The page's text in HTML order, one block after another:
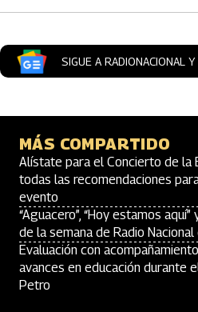
SIGUE A RADIONACIONAL
MÁS COMPARTIDO
Alístate para el Concierto de la
todas las recomendaciones
evento
“Aguacero”, “Hoy estamos
de la semana de Radio
Evaluación con
avances en educación durante
Petro